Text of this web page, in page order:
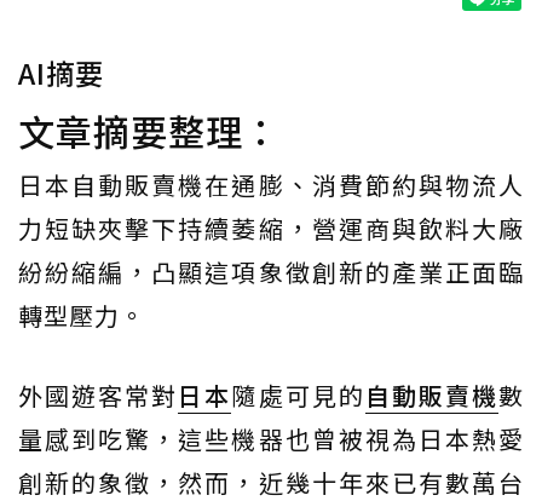
AI摘要
文章摘要整理：
日本自動販賣機在通膨、消費節約與物流人
力短缺夾擊下持續萎縮，營運商與飲料大廠
紛紛縮編，凸顯這項象徵創新的產業正面臨
轉型壓力。
外國遊客常對 日本隨處可見的 自動販賣機數
量感到吃驚，這些機器也曾被視為日本熱愛
創新的象徵，然而，近幾十年來已有數萬台